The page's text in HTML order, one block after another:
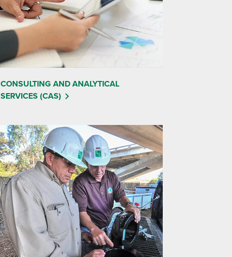
CONSULTING AND ANALYTICAL
SERVICES (CAS)